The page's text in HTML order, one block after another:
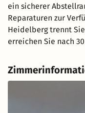
ein sicherer
Reparaturen zur
Heidelberg trennt
erreichen Sie nach